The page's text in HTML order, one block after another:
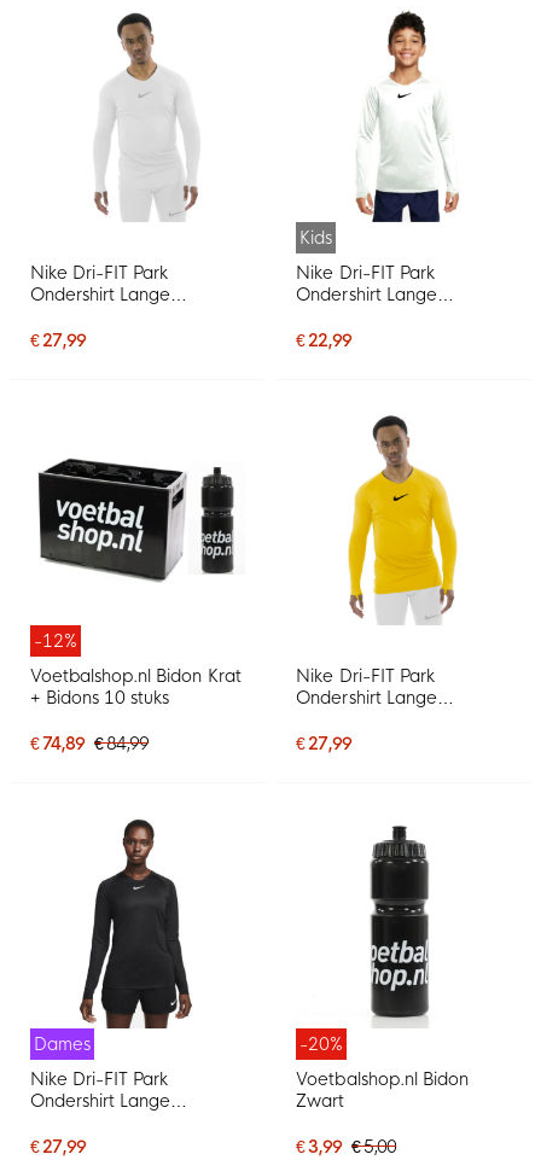
Nike Dri-FIT Park
Ondershirt Lange
€ 27,99
Kids
Nike Dri-FIT Park
Ondershirt Lange
€ 22,99
-12%
Voetbalshop.nl Bidon Krat
+ Bidons 10 stuks
€ 74,89 € 84,99
Nike Dri-FIT Park
Ondershirt Lange
€ 27,99
Dames
Nike Dri-FIT Park
Ondershirt Lange
Wit
€ 27,99
-20%
Voetbalshop.nl Bidon
Zwart
€ 3,99 € 5,00